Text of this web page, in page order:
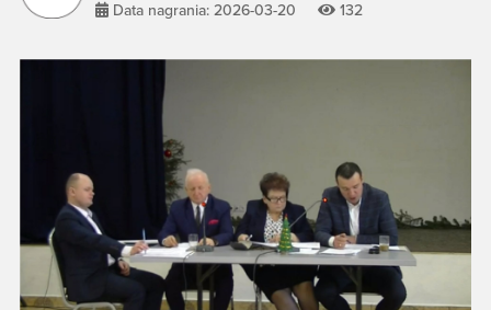
Data nagrania: 2026-03-20
132